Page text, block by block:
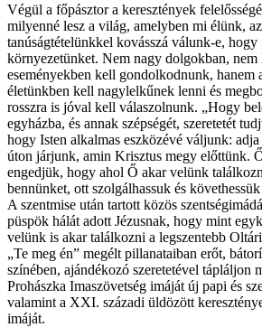
Végül a főpásztor a keresztények
milyenné lesz a világ, amelyben mi élünk,
tanúságtételünkkel kovásszá válunk-e,
környezetünket. Nem nagy dolgokban, nem
eseményekben kell gondolkodnunk, hanem
életünkben kell nagylelkűnek lenni és
rosszra is jóval kell válaszolnunk. „Hogy
egyházba, és annak szépségét, szeretetét
hogy Isten alkalmas eszközévé váljunk:
úton járjunk, amin Krisztus megy előttünk.
engedjük, hogy ahol Ő akar velünk
bennünket, ott szolgálhassuk és
A szentmise után tartott közös
püspök hálát adott Jézusnak, hogy mint
velünk is akar találkozni a legszentebb
„Te meg én” megélt pillanataiban erőt,
színében, ajándékozó szeretetével tápláljon
Prohászka Imaszövetség imáját új papi és
valamint a XXI. századi üldözött
imáját.